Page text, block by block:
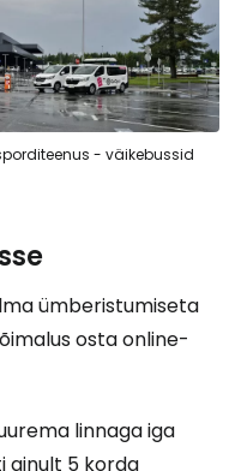
- väikebussid
ümberistumiseta
osta online-
linnaga iga
ainult 5 korda